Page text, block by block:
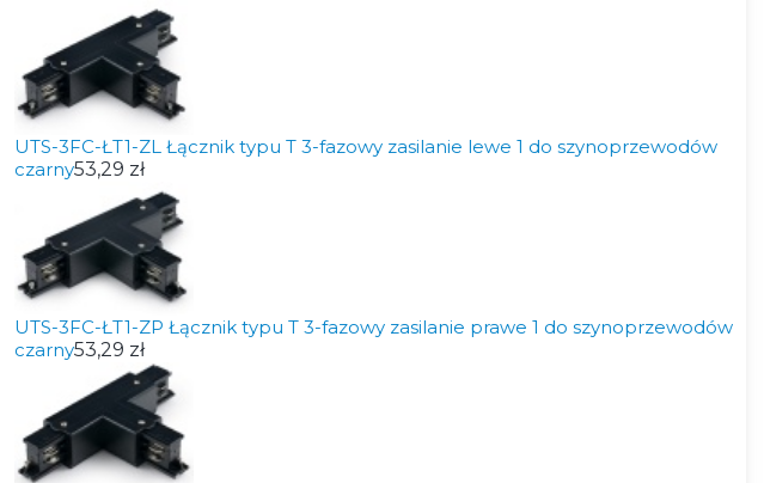
UTS-3FC-ŁT1-ZL Łącznik typu T 3-fazowy zasilanie lewe 1 do szynoprzewodów
czarny53,29 zł
UTS-3FC-ŁT1-ZP Łącznik typu T 3-fazowy zasilanie prawe 1 do szynoprzewodów
czarny53,29 zł